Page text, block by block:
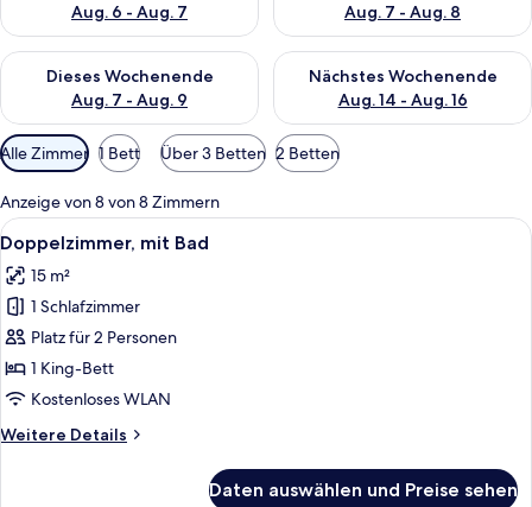
Aug. 6 - Aug. 7
Aug. 7 - Aug. 8
Dieses Wochenende
Aug. 7 - Aug. 9
Überprüfe die Verfügbarkeit für dieses Wochenende, Aug. 7
Nächstes Wochenende
Aug. 14 - Aug. 16
Überprüfe die Verfügbarkeit
Verfügbare
Filter
für
Zimmer
Alle Zimmer 1 Bett Über 3 Betten 2 Betten
Anzeige von 8 von 8 Zimmern
Alle
Fotos
für
Doppelzimmer,
mit
Bad
anzeigen
Ein Hotelzimmer mit einem großen
13
Doppelzimmer, mit Bad
15 m²
1 Schlafzimmer
Platz für 2 Personen
1 King-Bett
Kostenloses WLAN
Weitere Details
Weitere
Daten auswählen und Preise sehen